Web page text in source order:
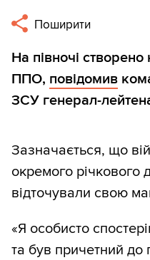
Поширити
На півночі створено
ППО, повідомив
ЗСУ генерал-
Зазначається, що
окремого річкового
відточували свою
«Я особисто
та був причетний до